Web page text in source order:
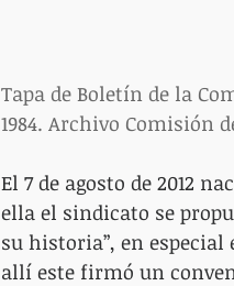
Tapa de Boletín de la
1984. Archivo Comisión
El 7 de agosto de 2012
ella el sindicato se
su historia”, en
allí este firmó un